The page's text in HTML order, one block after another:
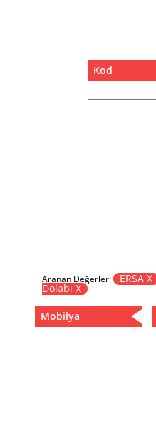
Separatör
Kod
Aranan Değerler: ERSA X
Dolabı X
Mobilya